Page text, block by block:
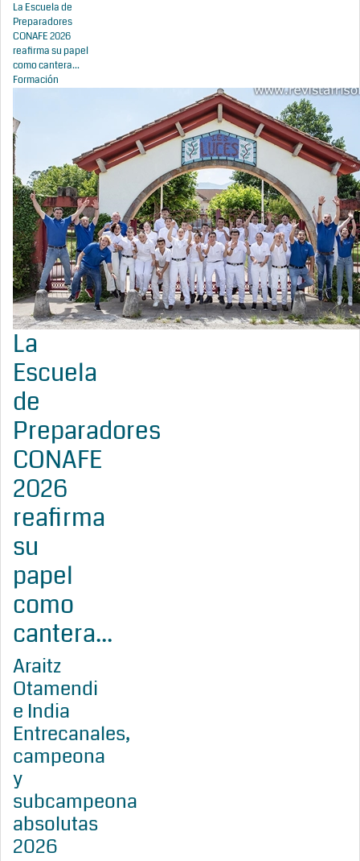
La Escuela de
Preparadores
CONAFE 2026
reafirma su papel
como cantera...
Formación
La
Escuela
de
Preparadores
CONAFE
2026
reafirma
su
papel
como
cantera...
Araitz
Otamendi
e India
Entrecanales,
campeona
y
subcampeona
absolutas
2026